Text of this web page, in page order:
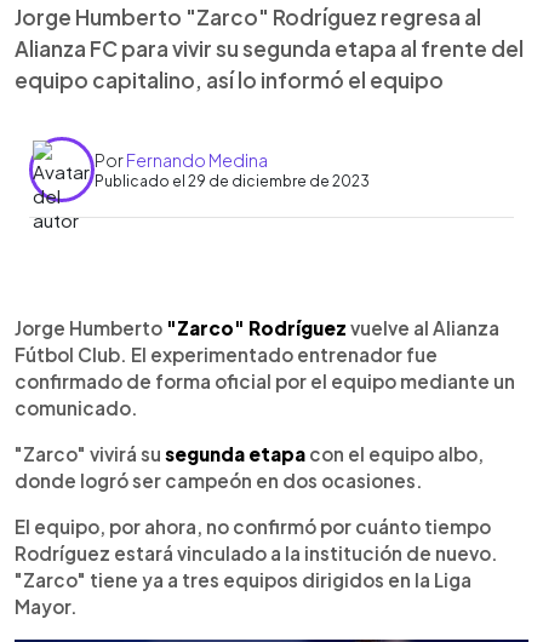
Jorge Humberto "Zarco" Rodríguez regresa al
Alianza FC para vivir su segunda etapa al frente del
equipo capitalino, así lo informó el equipo
PorFernando Medina
Publicado el 29 de diciembre de 2023
► Escuchar artículo
Jorge Humberto "Zarco" Rodríguez vuelve al Alianza
Fútbol Club. El experimentado entrenador fue
confirmado de forma oficial por el equipo mediante un
comunicado.
"Zarco" vivirá su segunda etapa con el equipo albo,
donde logró ser campeón en dos ocasiones.
El equipo, por ahora, no confirmó por cuánto tiempo
Rodríguez estará vinculado a la institución de nuevo.
"Zarco" tiene ya a tres equipos dirigidos en la Liga
Mayor.